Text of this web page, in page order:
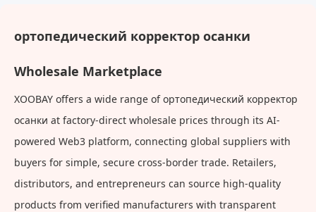
ортопедический корректор осанки
Wholesale Marketplace
XOOBAY offers a wide range of ортопедический корректор
осанки at factory-direct wholesale prices through its AI-
powered Web3 platform, connecting global suppliers with
buyers for simple, secure cross-border trade. Retailers,
distributors, and entrepreneurs can source high-quality
products from verified manufacturers with transparent